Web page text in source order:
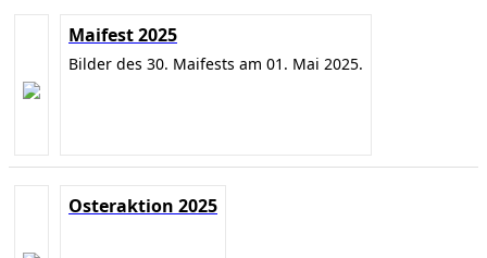
Maifest 2025
Bilder des 30. Maifests am 01. Mai 2025.
Osteraktion 2025